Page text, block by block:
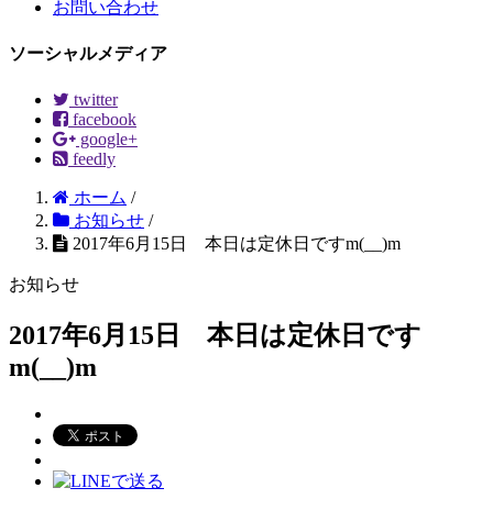
お問い合わせ
ソーシャルメディア
twitter
facebook
google+
feedly
ホーム /
お知らせ /
2017年6月15日 本日は定休日ですm(__)m
お知らせ
2017年6月15日 本日は定休日です
m(__)m